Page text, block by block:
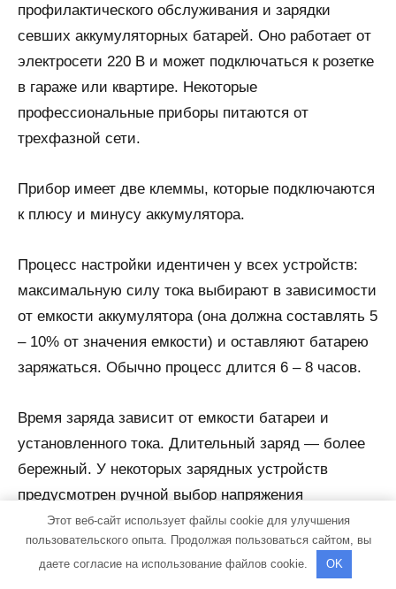
профилактического обслуживания и зарядки
севших аккумуляторных батарей. Оно работает от
электросети 220 В и может подключаться к розетке
в гараже или квартире. Некоторые
профессиональные приборы питаются от
трехфазной сети.
Прибор имеет две клеммы, которые подключаются
к плюсу и минусу аккумулятора.
Процесс настройки идентичен у всех устройств:
максимальную силу тока выбирают в зависимости
от емкости аккумулятора (она должна составлять 5
– 10% от значения емкости) и оставляют батарею
заряжаться. Обычно процесс длится 6 – 8 часов.
Время заряда зависит от емкости батареи и
установленного тока. Длительный заряд — более
бережный. У некоторых зарядных устройств
предусмотрен ручной выбор напряжения
аккумулятора. Также у устройства может быть
предусмотрен режим «быстрый заряд».
Этот веб-сайт использует файлы cookie для улучшения
пользовательского опыта. Продолжая пользоваться сайтом, вы
даете согласие на использование файлов cookie.
OK